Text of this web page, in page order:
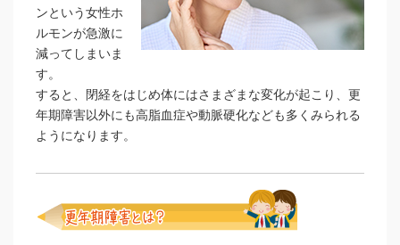
ンという女性ホ
ルモンが急激に
減ってしまいま
す。
すると、閉経をはじめ体にはさまざまな変化が起こり、更
年期障害以外にも高脂血症や動脈硬化なども多くみられる
ようになります。